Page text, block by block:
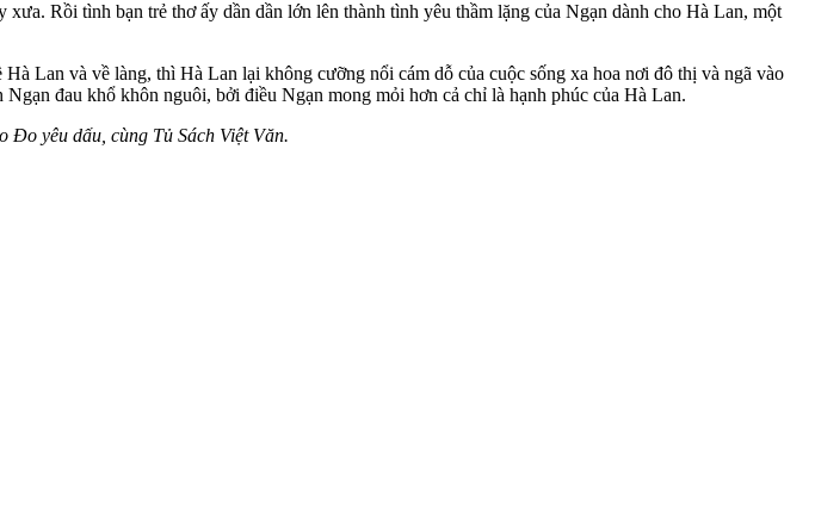
Rồi tình bạn trẻ thơ ấy dần dần lớn lên thành tình yêu thầm lặng của Ngạn dành cho Hà Lan, một
Lan và về làng, thì Hà Lan lại không cưỡng nổi cám dỗ của cuộc sống xa hoa nơi đô thị và ngã vào
đau khổ khôn nguôi, bởi điều Ngạn mong mỏi hơn cả chỉ là hạnh phúc của Hà Lan.
Đo yêu dấu, cùng Tủ Sách Việt Văn.